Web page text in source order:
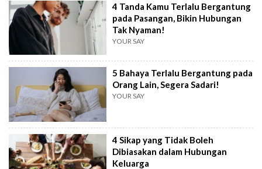
4 Tanda Kamu Terlalu Bergantung
pada Pasangan, Bikin Hubungan
Tak Nyaman!
YOUR SAY
5 Bahaya Terlalu Bergantung pada
Orang Lain, Segera Sadari!
YOUR SAY
4 Sikap yang Tidak Boleh
Dibiasakan dalam Hubungan
Keluarga